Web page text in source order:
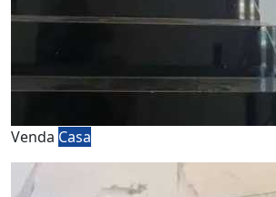
Venda Casa